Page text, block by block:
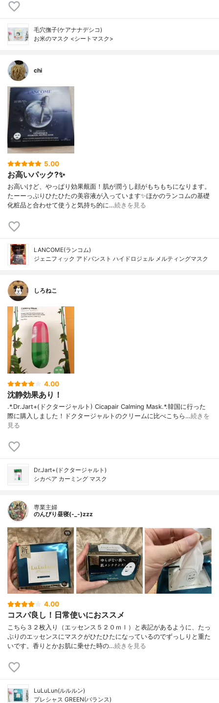
毛穴撫子(ケアナナデシコ)
お米のマスク <シートマスク>
chi
5.00
お高いパック?✨
お高いけど、やっぱり効果覿面！肌が潤うし顔がもちもちになります。
たーーっぷりひたひたの美容液が入っています✨ほかのランコムの基礎
化粧品と合わせて使うと気持ち的に…続きを見る
LANCOME(ランコム)
ジェニフィック アドバンスト ハイドロジェル メルティングマスク
しろねこ
4.00
沈静効果あり！
.*.Dr.Jart+(ドクタージャルト) Cicapair Calming Mask.*.韓国に行った
際に購入しました！ドクタージャルトのクリームに比べこちら…続きを
見る
Dr.Jart+(ドクタージャルト)
シカペア カーミング マスク
専業主婦
のんびり昼寝(-_-)zzz
4.00
コスパ良し！日常使いにおススメ
こちら３２枚入り（エッセンス５２０ｍｌ）と表記があるように、たっ
ぷりのエッセンスにマスクがひたひたになっているのでずっしりと重た
いです。香りとかお肌に乗せた時の…続きを見る
LuLuLun(ルルルン)
プレシャス GREEN(バランス)